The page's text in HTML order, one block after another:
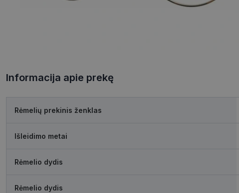
Informacija apie prekę
Rėmelių prekinis ženklas
Išleidimo metai
Rėmelio dydis
Rėmelio dydis